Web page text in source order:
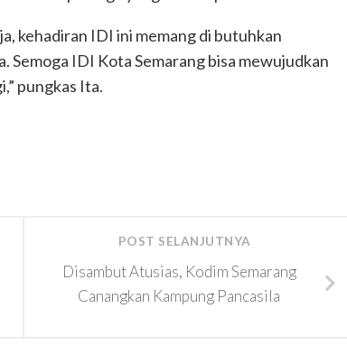
kehadiran IDI ini memang di butuhkan
Semoga IDI Kota Semarang bisa mewujudkan
pungkas Ita.
POST SELANJUTNYA
Disambut Atusias, Kodim Semarang
Canangkan Kampung Pancasila